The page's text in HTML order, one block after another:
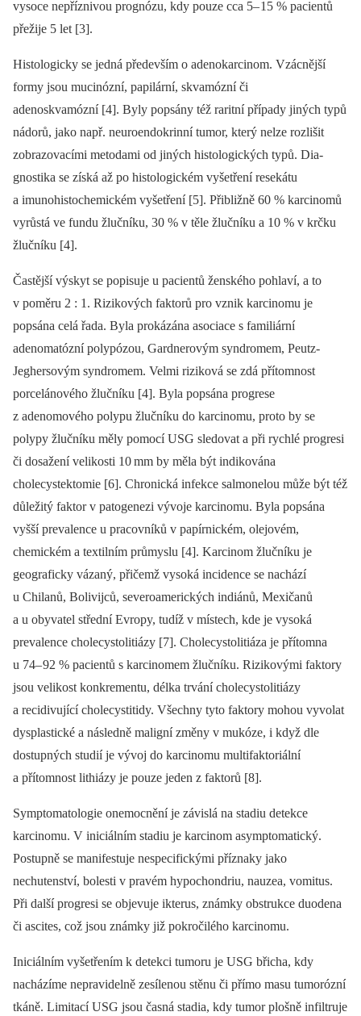
vysoce nepříznivou prognózu, kdy pouze cca 5–15 % pa­cientů
přežije 5 let [3].
Histologicky se jedná především o adenokarcinom. Vzácnější
formy jsou mucinózní, papilární, skvamózní či
adenoskvamózní [4]. Byly popsány též raritní případy jiných typů
nádorů, jako např. neuroendokrin­ní tumor, který nelze rozlišit
zobrazovacími metodami od jiných histologických typů. Dia­
gnostika se získá až po histologickém vyšetření resekátu
a imunohistochemickém vyšetření [5]. Přibližně 60 % karcinomů
vyrůstá ve fundu žlučníku, 30 % v těle žlučníku a 10 % v krčku
žlučníku [4].
Častější výskyt se popisuje u pa­cientů ženského pohlaví, a to
v poměru 2 : 1. Rizikových faktorů pro vznik karcinomu je
popsána celá řada. Byla prokázána asociace s familiární
adenomatózní polypózou, Gardnerovým syndromem, Peutz-
Jeghersovým syndromem. Velmi riziková se zdá přítomnost
porcelánového žlučníku [4]. Byla popsána progrese
z adenomového polypu žlučníku do karcinomu, proto by se
polypy žlučníku měly pomocí USG sledovat a při rychlé progresi
či dosažení velikosti 10mm by měla být indikována
cholecystektomie [6]. Chronická infekce salmonelou může být též
důležitý faktor v patogenezi vývoje karcinomu. Byla popsána
vyšší prevalence u pracovníků v papírnickém, olejovém,
chemickém a textilním průmyslu [4]. Karcinom žlučníku je
geograficky vázaný, přičemž vysoká incidence se nachází
u Chilanů, Bolivijců, severoamerických indiánů, Mexičanů
a u obyvatel střední Evropy, tudíž v místech, kde je vysoká
prevalence cholecystolitiázy [7]. Cholecystolitiáza je přítomna
u 74–92 % pa­cientů s karcinomem žlučníku. Rizikovými faktory
jsou velikost konkrementu, délka trvání cholecystolitiázy
a recidivující cholecystitidy. Všechny tyto faktory mohou vyvolat
dysplastické a následně maligní změny v mukóze, i když dle
dostupných studií je vývoj do karcinomu multifaktoriální
a přítomnost lithiázy je pouze jeden z faktorů [8].
Symp­tomatologie onemocnění je závislá na stadiu detekce
karcinomu. V iniciálním stadiu je karcinom asymp­tomatický.
Postupně se manifestuje nespecifickými příznaky jako
nechutenství, bolesti v pravém hypochondriu, nauzea, vomitus.
Při další progresi se objevuje ikterus, známky obstrukce duodena
či ascites, což jsou známky již pokročilého karcinomu.
Iniciálním vyšetřením k detekci tumoru je USG břicha, kdy
nacházíme nepravidelně zesílenou stěnu či přímo masu tumorózní
tkáně. Limitací USG jsou časná stadia, kdy tumor plošně infiltruje